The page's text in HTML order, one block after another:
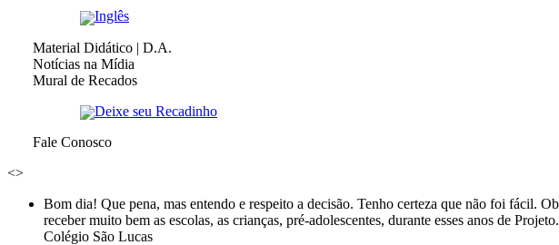
Inglês
Material Didático | D.A.
Notícias na Mídia
Mural de Recados
Deixe seu Recadinho
Fale Conosco
<>
Bom dia! Que pena, mas entendo e respeito a decisão. Tenho certeza que não foi fácil.
receber muito bem as escolas, as crianças, pré-adolescentes, durante esses anos de
Colégio São Lucas